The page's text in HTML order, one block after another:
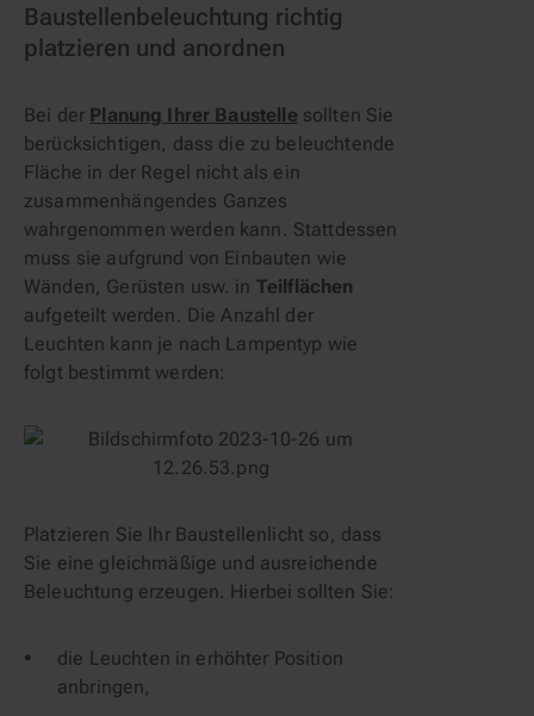
Baustellenbeleuchtung richtig
platzieren und anordnen
Bei der Planung Ihrer Baustelle sollten Sie
berücksichtigen, dass die zu beleuchtende
Fläche in der Regel nicht als ein
zusammenhängendes Ganzes
wahrgenommen werden kann. Stattdessen
muss sie aufgrund von Einbauten wie
Wänden, Gerüsten usw. in Teilflächen
aufgeteilt werden. Die Anzahl der
Leuchten kann je nach Lampentyp wie
folgt bestimmt werden:
Platzieren Sie Ihr Baustellenlicht so, dass
Sie eine gleichmäßige und ausreichende
Beleuchtung erzeugen. Hierbei sollten Sie:
die Leuchten in erhöhter Position
anbringen,